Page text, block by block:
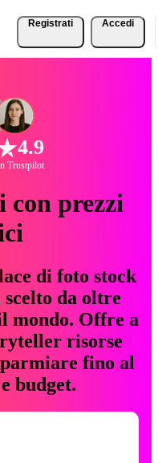
Registrati Accedi
4.9
Trustpilot
con prezzi
di foto stock
da oltre
mondo. Offre a
risorse
fino al
budget.